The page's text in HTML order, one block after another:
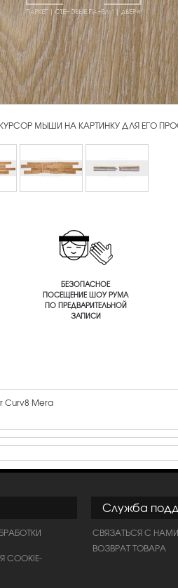
МЫШИ НА КАРТИНКУ ДЛЯ ЕГО
БЕЗОПАСНОЕ
ПОСЕЩЕНИЕ ШОУ РУМА
ПО ПРЕДВАРИТЕЛЬНОЙ
ЗАПИСИ
Curv8 Mera
Служба
СВЯЗАТЬСЯ С НАМИ
ВОЗВРАТ ТОВАРА